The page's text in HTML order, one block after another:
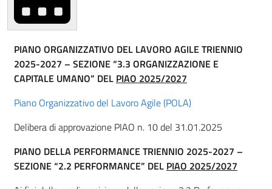
PIANO ORGANIZZATIVO DEL LAVORO AGILE TRIENNIO
2025-2027 – SEZIONE “3.3 ORGANIZZAZIONE E
CAPITALE UMANO” DEL PIAO 2025/2027
Piano Organizzativo del Lavoro Agile (POLA)
Delibera di approvazione PIAO n. 10 del 31.01.2025
PIANO DELLA PERFORMANCE TRIENNIO 2025-2027 –
SEZIONE “2.2 PERFORMANCE” DEL PIAO 2025/2027